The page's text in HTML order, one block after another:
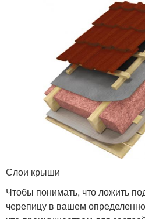
Слои крыши
Чтобы понимать, что ложить
черепицу в вашем